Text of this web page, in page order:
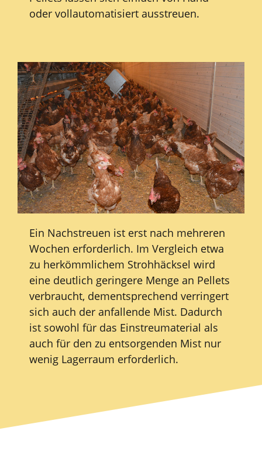
oder vollautomatisiert ausstreuen.
Ein Nachstreuen ist erst nach mehreren
Wochen erforderlich. Im Vergleich etwa
zu herkömmlichem Strohhäcksel wird
eine deutlich geringere Menge an Pellets
verbraucht, dementsprechend verringert
sich auch der anfallende Mist. Dadurch
ist sowohl für das Einstreumaterial als
auch für den zu entsorgenden Mist nur
wenig Lagerraum erforderlich.